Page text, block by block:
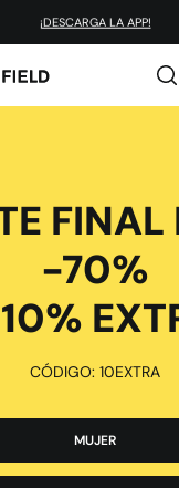
¡DESCARGA LA APP!
FINAL
-70%
CÓDIGO: 10EXTRA
MUJER